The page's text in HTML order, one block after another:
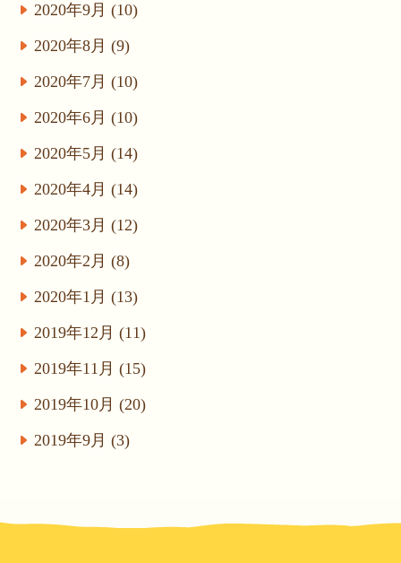
2020年9月 (10)
2020年8月 (9)
2020年7月 (10)
2020年6月 (10)
2020年5月 (14)
2020年4月 (14)
2020年3月 (12)
2020年2月 (8)
2020年1月 (13)
2019年12月 (11)
2019年11月 (15)
2019年10月 (20)
2019年9月 (3)